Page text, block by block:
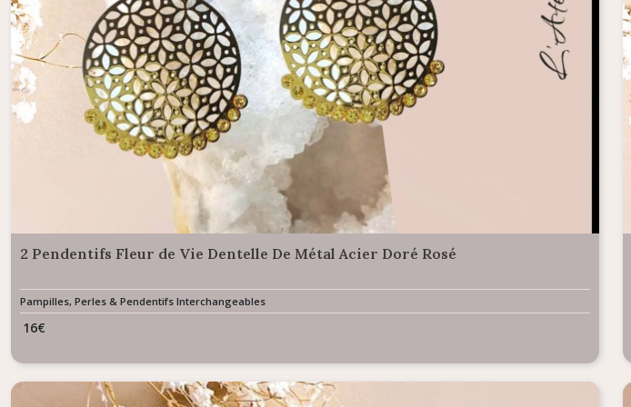
2 Pendentifs Fleur de Vie Dentelle De Métal Acier Doré Rosé
Pampilles, Perles & Pendentifs Interchangeables
16€